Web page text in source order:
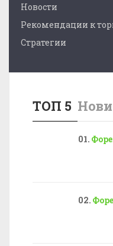
Новости
Рекомендации к
Стратегии
ТОП 5